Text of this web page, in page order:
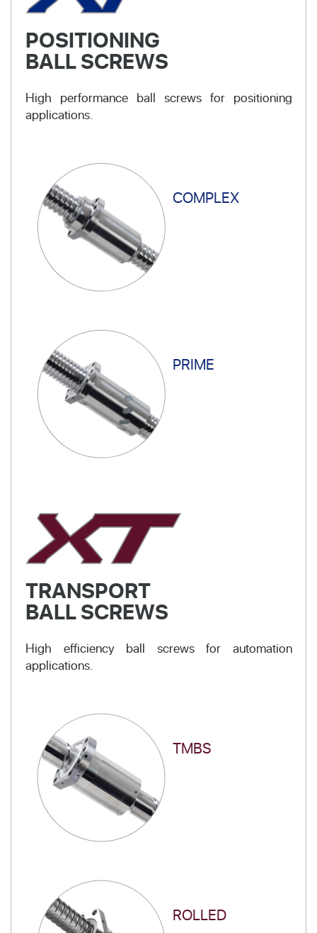
POSITIONING
BALL SCREWS
High performance ball screws for positioning
applications.
COMPLEX
PRIME
TRANSPORT
BALL SCREWS
High efficiency ball screws for automation
applications.
TMBS
ROLLED